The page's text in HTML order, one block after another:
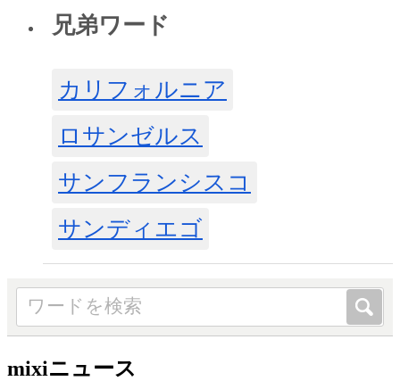
兄弟ワード
カリフォルニア
ロサンゼルス
サンフランシスコ
サンディエゴ
mixiニュース